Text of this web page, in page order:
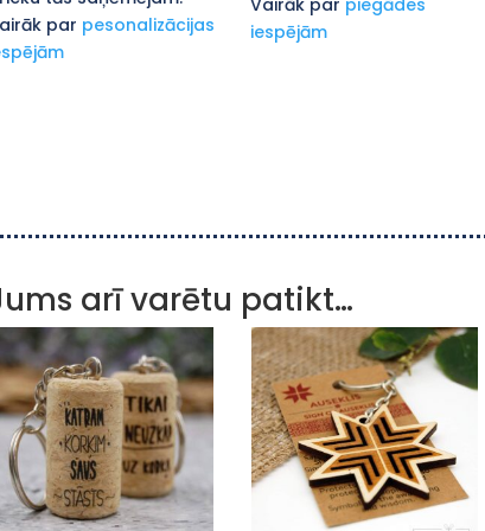
par pesonalizācijas
iespējām
arī varētu patikt…